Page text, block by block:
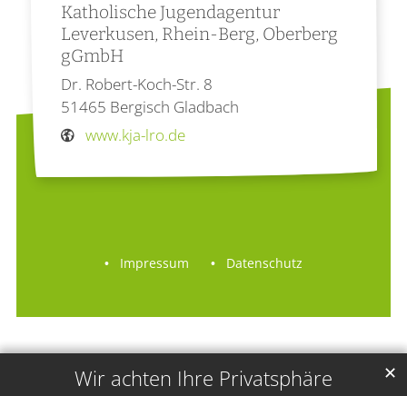
Wir achten Ihre Privatsphäre ✕
Katholische Jugendagentur
Leverkusen, Rhein-Berg, Oberberg
gGmbH
Dr. Robert-Koch-Str. 8
51465 Bergisch Gladbach
www.kja-lro.de
Impressum Datenschutz